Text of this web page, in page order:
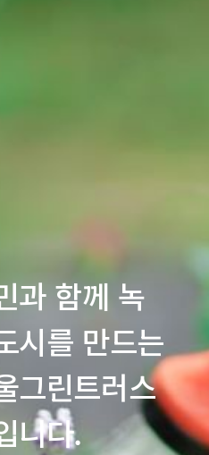
과 함께 녹
시를 만드는
그린트러스
니다.